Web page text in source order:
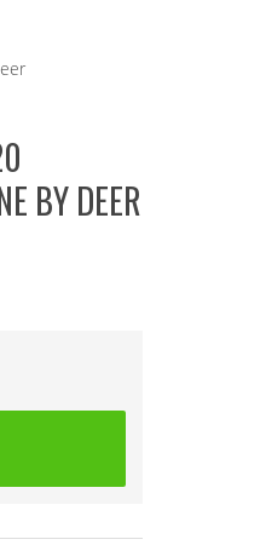
BY DEER